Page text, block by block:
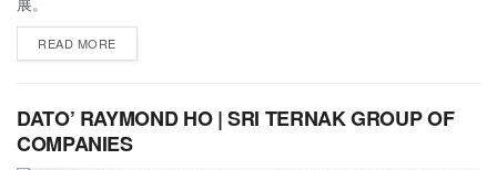
READ MORE
DATO’ RAYMOND HO | SRI TERNAK GROUP OF
COMPANIES